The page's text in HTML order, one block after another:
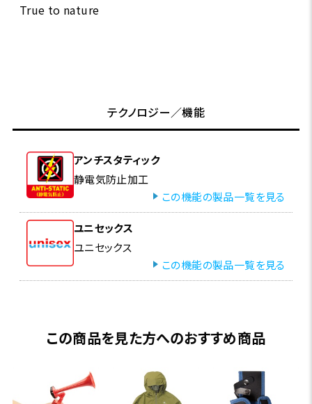
True to nature
テクノロジー／機能
アンチスタティック
静電気防止加工
この機能の製品一覧を見る
ユニセックス
ユニセックス
この機能の製品一覧を見る
この商品を見た方へのおすすめ商品